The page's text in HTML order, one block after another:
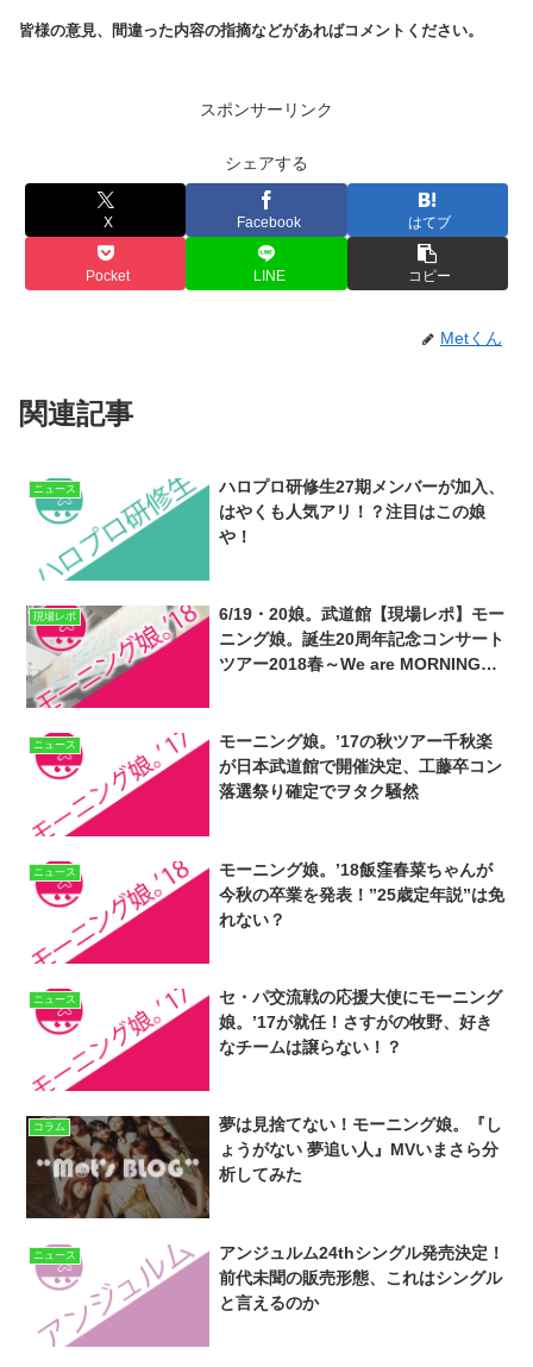
皆様の意見、間違った内容の指摘などがあればコメントください。
スポンサーリンク
シェアする
X Facebook はてブ
Pocket LINE コピー
Metくん
関連記事
ニュース
ハロプロ研修生27期メンバーが加入、
はやくも人気アリ！？注目はこの娘
や！
現場レポ
6/19・20娘。武道館【現場レポ】モー
ニング娘。誕生20周年記念コンサート
ツアー2018春～We are MORNING
ニュース
モーニング娘。’17の秋ツアー千秋楽
が日本武道館で開催決定、工藤卒コン
落選祭り確定でヲタク騒然
ニュース
モーニング娘。’18飯窪春菜ちゃんが
今秋の卒業を発表！”25歳定年説”は免
れない？
ニュース
セ・パ交流戦の応援大使にモーニング
娘。’17が就任！さすがの牧野、好き
なチームは譲らない！？
コラム
夢は見捨てない！モーニング娘。『し
ょうがない 夢追い人』MVいまさら分
析してみた
ニュース
アンジュルム24thシングル発売決定！
前代未聞の販売形態、これはシングル
と言えるのか